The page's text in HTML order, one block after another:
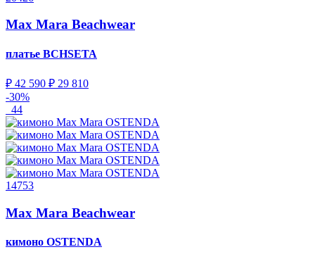
Max Mara Beachwear
платье BCHSETA
₽ 42 590 ₽ 29 810
-30%
44
14753
Max Mara Beachwear
кимоно OSTENDA